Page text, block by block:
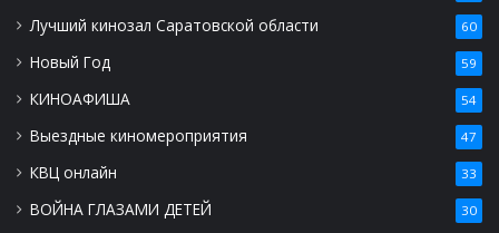
Лучший кинозал Саратовской области 60
Новый Год 59
КИНОАФИША 54
Выездные киномероприятия 47
КВЦ онлайн 33
ВОЙНА ГЛАЗАМИ ДЕТЕЙ 30